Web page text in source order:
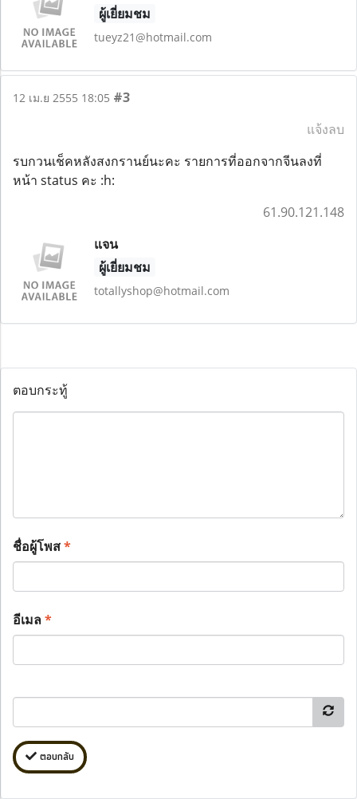
ผู้เยี่ยมชม
tueyz21@hotmail.com
12 เม.ย 2555 18:05 #3
แจ้งลบ
รบกวนเช็คหลังสงกรานย์นะคะ รายการที่ออกจากจีนลงที่
หน้า status คะ :h:
61.90.121.148
แจน
ผู้เยี่ยมชม
totallyshop@hotmail.com
ตอบกระทู้
ชื่อผู้โพส*
อีเมล*
ตอบกลับ